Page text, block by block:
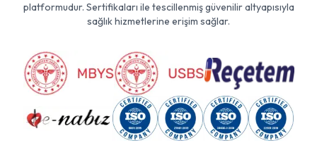
platformudur. Sertifikaları ile tescillenmiş güvenilir altyapısıyla
sağlık hizmetlerine erişim sağlar.